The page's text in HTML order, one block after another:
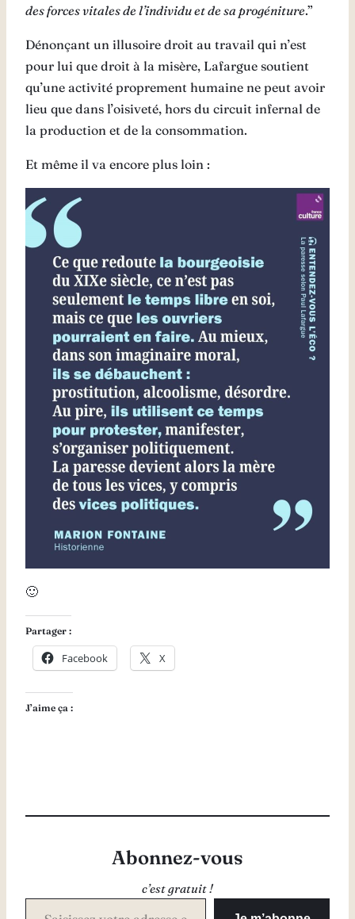
des forces vitales de l’individu et de sa progéniture.”
Dénonçant un illusoire droit au travail qui n’est
pour lui que droit à la misère, Lafargue soutient
qu’une activité proprement humaine ne peut avoir
lieu que dans l’oisiveté, hors du circuit infernal de
la production et de la consommation.
Et même il va encore plus loin :
🙂
Partager :
Facebook X
J’aime ça :
Abonnez-vous
c’est gratuit !
Saisissez votre adresse e-mail…